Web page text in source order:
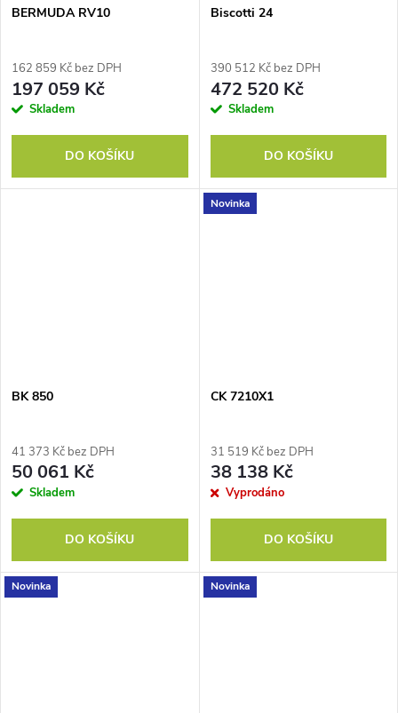
BERMUDA RV10
162 859 Kč bez DPH
197 059 Kč
Skladem
DO KOŠÍKU
Biscotti 24
390 512 Kč bez DPH
472 520 Kč
Skladem
DO KOŠÍKU
BK 850
41 373 Kč bez DPH
50 061 Kč
Skladem
DO KOŠÍKU
Novinka
CK 7210X1
31 519 Kč bez DPH
38 138 Kč
Vyprodáno
DO KOŠÍKU
Novinka Novinka